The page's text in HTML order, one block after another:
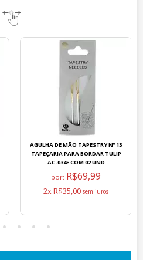
AGULHA DE MÃO TAPESTRY Nº 13
TAPEÇARIA PARA BORDAR TULIP
AC-034E COM 02 UND
por: R$69,99
2x R$35,00